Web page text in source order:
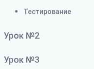
Тестирование
Урок №2
Урок №3